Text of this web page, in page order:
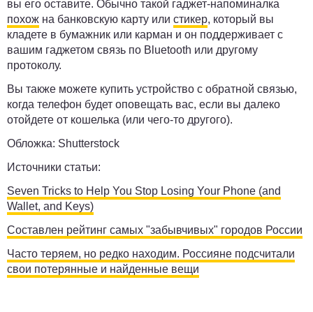
вы его оставите. Обычно такой гаджет-напоминалка
похож на банковскую карту или стикер, который вы
кладете в бумажник или карман и он поддерживает с
вашим гаджетом связь по Bluetooth или другому
протоколу.
Вы также можете купить устройство с обратной связью,
когда телефон будет оповещать вас, если вы далеко
отойдете от кошелька (или чего-то другого).
Обложка: Shutterstock
Источники статьи:
Seven Tricks to Help You Stop Losing Your Phone (and
Wallet, and Keys)
Составлен рейтинг самых "забывчивых" городов России
Часто теряем, но редко находим. Россияне подсчитали
свои потерянные и найденные вещи